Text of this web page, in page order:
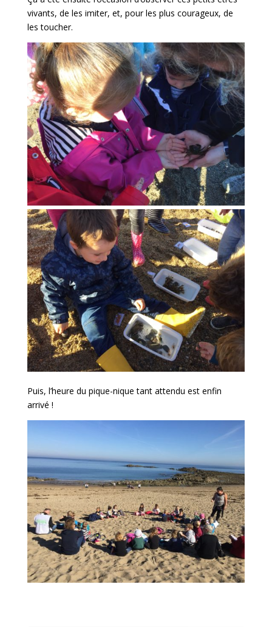
vivants, de les imiter, et, pour les plus courageux, de
les toucher.
Puis, l’heure du pique-nique tant attendu est enfin
arrivé !